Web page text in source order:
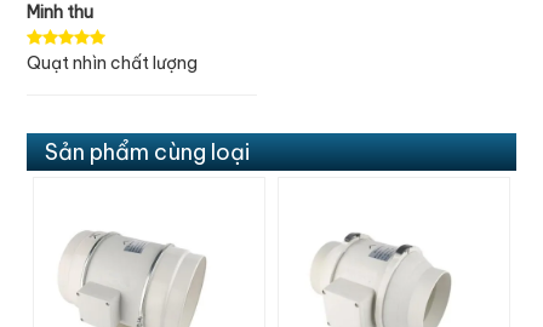
Minh thu
Quạt nhìn chất lượng
Sản phẩm cùng loại